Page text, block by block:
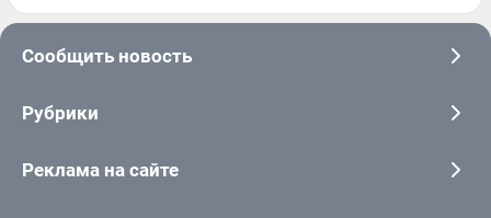
Сообщить новость
Рубрики
Реклама на сайте